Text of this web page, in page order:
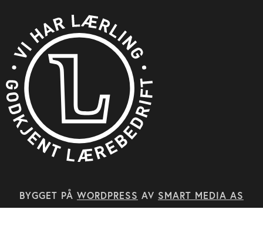
BYGGET PÅ WORDPRESS AV SMART MEDIA AS